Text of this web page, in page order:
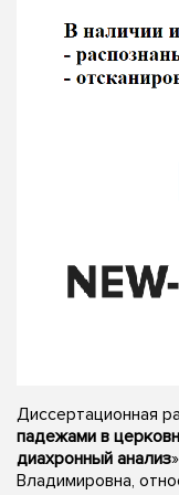
Диссертационная
падежами в
диахронный анализ
Владимировна,